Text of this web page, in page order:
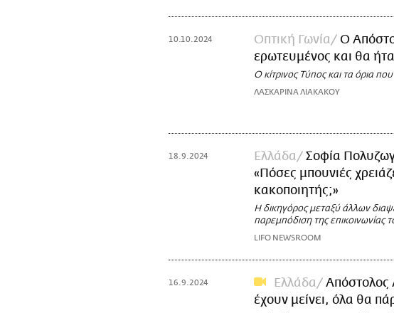
10.10.2024 Οπτική Γωνία
Ο
ερωτευμένος και θα
Ο κίτρινος Τύπος και τα όρια
ΛΑΣΚΑΡΙΝΑ ΛΙΑΚΑΚΟΥ
18.9.2024 Ελλάδα
Σοφία
«Πόσες μπουνιές
κακοποιητής;»
Η δικηγόρος μεταξύ άλλων
παρεμπόδιση της επικοινωνίας
LIFO NEWSROOM
16.9.2024 Ελλάδα
Απόστολος
έχουν μείνει, όλα θα